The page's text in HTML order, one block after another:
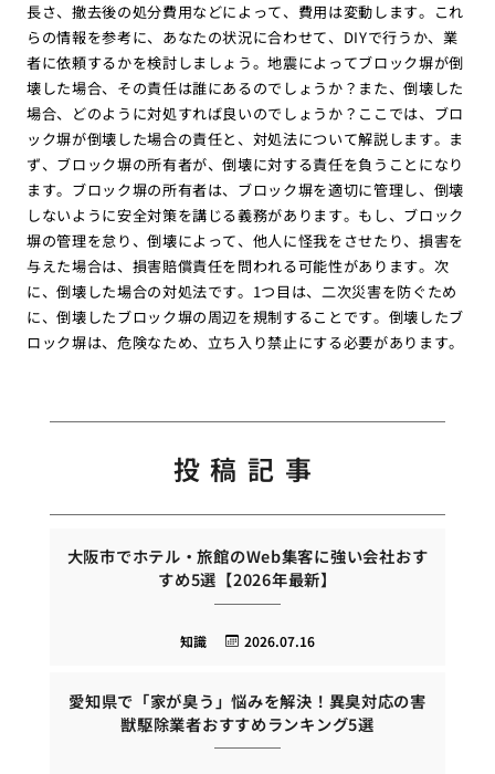
長さ、撤去後の処分費用などによって、費用は変動します。これ
らの情報を参考に、あなたの状況に合わせて、DIYで行うか、業
者に依頼するかを検討しましょう。地震によってブロック塀が倒
壊した場合、その責任は誰にあるのでしょうか？また、倒壊した
場合、どのように対処すれば良いのでしょうか？ここでは、ブロ
ック塀が倒壊した場合の責任と、対処法について解説します。ま
ず、ブロック塀の所有者が、倒壊に対する責任を負うことになり
ます。ブロック塀の所有者は、ブロック塀を適切に管理し、倒壊
しないように安全対策を講じる義務があります。もし、ブロック
塀の管理を怠り、倒壊によって、他人に怪我をさせたり、損害を
与えた場合は、損害賠償責任を問われる可能性があります。次
に、倒壊した場合の対処法です。1つ目は、二次災害を防ぐため
に、倒壊したブロック塀の周辺を規制することです。倒壊したブ
ロック塀は、危険なため、立ち入り禁止にする必要があります。
投稿記事
大阪市でホテル・旅館のWeb集客に強い会社おす
すめ5選【2026年最新】
2026.07.16
知識
愛知県で「家が臭う」悩みを解決！異臭対応の害
獣駆除業者おすすめランキング5選